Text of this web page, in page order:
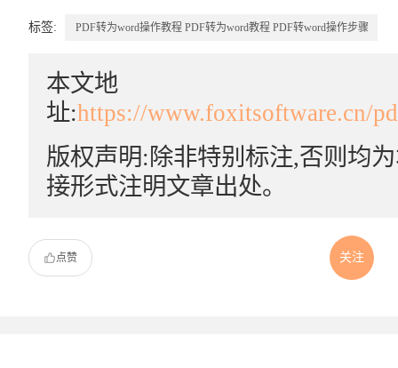
标签: PDF转为word操作教程 PDF转为word教程 PDF转word操作步骤
本文地
址:https://www.foxitsoftware.cn/
版权声明:除非特别标注,否则均
接形式注明文章出处。
点赞 关注